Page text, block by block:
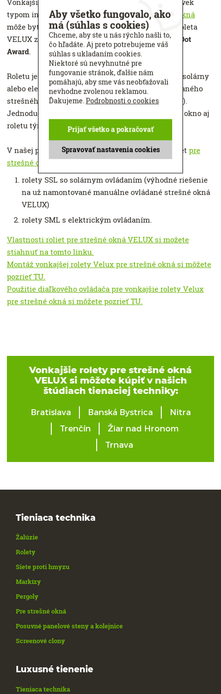
Vonkajšiu roletu je možné kombinovať s akýmkoľvek
typom interiérovej rolety či žalúzie ana strešné okná
môže byť namontovaná aj dodatočne. Vonkajšia roleta
VELUX získala prestížneocenenie za dizajn Red Dot
Award.
Roletu je možné ovládať diaľkovým ovládačom na solárny
alebo elektrický pohon v prípade elektricky ovládaného
strešného okna VELUX (napr. okná typu INTEGRA).
Jednoducho a pohodlne z kresla je možné ovládať okno aj
roletu tým istým diaľkovým ovládačom.
V našej ponuke nájdete tieto typy vonkajších roliet pre
strešné okná
rolety SSL so solárnym ovládaním (výhodné riešenie
na už namontované manuálne ovládané strešné okná
VELUX)
rolety SML s elektrickým ovládaním.
Vlastnosti roliet pre strešné okná VELUX si možete
stiahnuť na tomto linku.
Montáž vonkajšej rolety Velux pre strešné okná si môžete
pozrieť TU.
Použitie diaľkového ovládača pre vonkajšie rolety Velux
pre strešné okná si môžete pozrieť TU.
Vonkajšie rolety pre strešné okná
VELUX si môžete kúpiť v našich
štúdiach tienaciej techniky:
Bratislava Banská Bystrica
Nitra
Trenčín
Žiar nad Hronom
Trnava
Tieniaca technika
Žalúzie
Rolety
Siete proti hmyzu
Markízy
Pergoly
Pre strešné okná
Posuvné panelové steny a kolejnice
Screenové clony
Luxusné tienenie
Tieniaca technika
Aby všetko fungovalo, ako
má (súhlas s cookies)
Chceme, aby ste u nás rýchlo našli to,
čo hľadáte. Aj preto potrebujeme váš
súhlas s ukladaním cookies.
Niektoré sú nevyhnutné pre
fungovanie stránok, ďalšie nám
pomáhajú, aby sme vás neobťažovali
nevhodne zvolenou reklamou.
Ďakujeme.Podrobnosti o cookies
Spravovať nastavenia cookies
Prijať všetko a pokračovať